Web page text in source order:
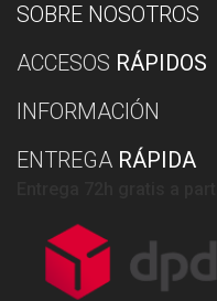
SOBRE NOSOTROS
ACCESOS RÁPIDOS
INFORMACIÓN
ENTREGA RÁPIDA